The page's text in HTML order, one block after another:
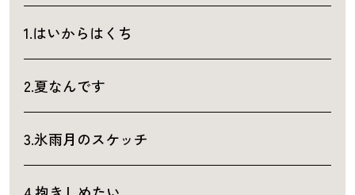
1.はいからはくち
2.夏なんです
3.氷雨月のスケッチ